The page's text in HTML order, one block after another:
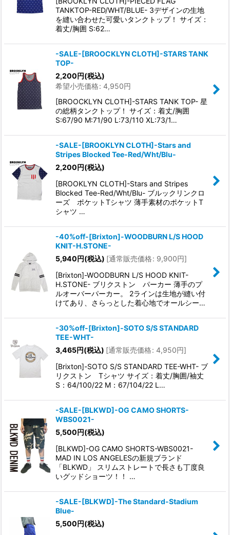
TANKTOP-RED/WHT/BLUE- 3デザインの生地
を縫い合わせた可愛いタンクトップ！ サイズ：
着丈/胸囲 S:62…
-SALE-[BROOCKLYN CLOTH]-STARS TANK
TOP-
2,200円(税込)
希望小売価格: 4,950円
[BROOCKLYN CLOTH]-STARS TANK TOP- 星
の総柄タンクトップ！ サイズ：着丈/胸囲
S:67/90 M:71/90 L:73/110 XL:73/1…
-SALE-[BROOKLYN CLOTH]-Stars and
Stripes Blocked Tee-Red/Wht/Blu-
2,200円(税込)
[BROOKLYN CLOTH]-Stars and Stripes
Blocked Tee-Red/Wht/Blu- ブルックリンクロ
ーズ ポケットTシャツ 薄手素材のポケットT
シャツ …
-40%off-[Brixton]-WOODBURN L/S HOOD
KNIT-H.STONE-
5,940円(税込) [通常販売価格: 9,900円]
[Brixton]-WOODBURN L/S HOOD KNIT-
H.STONE- ブリクストン パーカー 薄手のプ
ルオーバーパーカー。 2ラインは生地が縫い付
けてあり、さらっとした着心地でオールシー…
-30%off-[Brixton]-SOTO S/S STANDARD
TEE-WHT-
3,465円(税込) [通常販売価格: 4,950円]
[Brixton]-SOTO S/S STANDARD TEE-WHT- ブ
リクストン Tシャツ サイズ：着丈/胸囲/袖丈
S：64/100/22 M：67/104/22 L…
-SALE-[BLKWD]-OG CAMO SHORTS-
WBS0021-
5,500円(税込)
[BLKWD]-OG CAMO SHORTS-WBS0021-
MAD IN LOS ANGELESの新規ブランド
「BLKWD」 スリムストレートで長さも丁度良
いグッドショーツ！！ …
-SALE-[BLKWD]-The Standard-Stadium
Blue-
5,500円(税込)